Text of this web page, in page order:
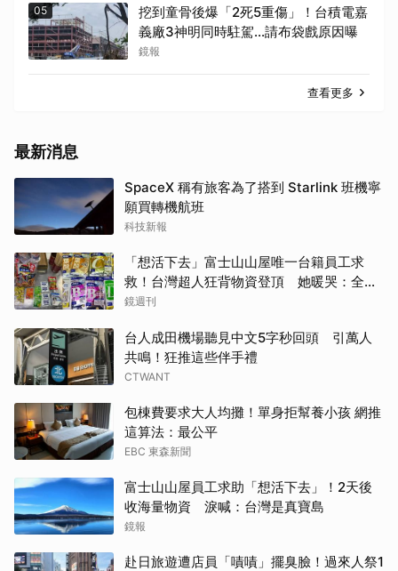
05
挖到童骨後爆「2死5重傷」！台積電嘉
義廠3神明同時駐駕...請布袋戲原因曝
鏡報
查看更多
最新消息
SpaceX 稱有旅客為了搭到 Starlink 班機寧
願買轉機航班
科技新報
「想活下去」富士山山屋唯一台籍員工求
救！台灣超人狂背物資登頂 她暖哭：全世
界只有台灣會這樣
鏡週刊
台人成田機場聽見中文5字秒回頭 引萬人
共鳴！狂推這些伴手禮
CTWANT
包棟費要求大人均攤！單身拒幫養小孩 網推
這算法：最公平
EBC 東森新聞
富士山山屋員工求助「想活下去」！2天後
收海量物資 淚喊：台灣是真寶島
鏡報
赴日旅遊遭店員「嘖嘖」擺臭臉！過來人祭1